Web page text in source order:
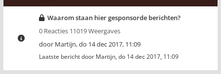
Waarom staan hier gesponsorde berichten?
0 Reacties 11019 Weergaves
door Martijn,do 14 dec 2017, 11:09
Laatste bericht door Martijn, do 14 dec 2017, 11:09